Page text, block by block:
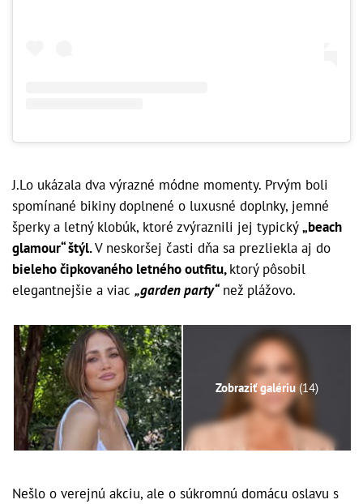
J.Lo ukázala dva výrazné módne momenty. Prvým boli
spomínané bikiny doplnené o luxusné doplnky, jemné
šperky a letný klobúk, ktoré zvýraznili jej typický„beach
glamour“ štýl.V neskoršej časti dňa sa prezliekla aj do
bieleho čipkovaného letného outfitu,ktorý pôsobil
elegantnejšie a viac „garden party“než plážovo.
Zobraziť galériu (14)
Nešlo o verejnú akciu, ale o súkromnú domácu oslavu s